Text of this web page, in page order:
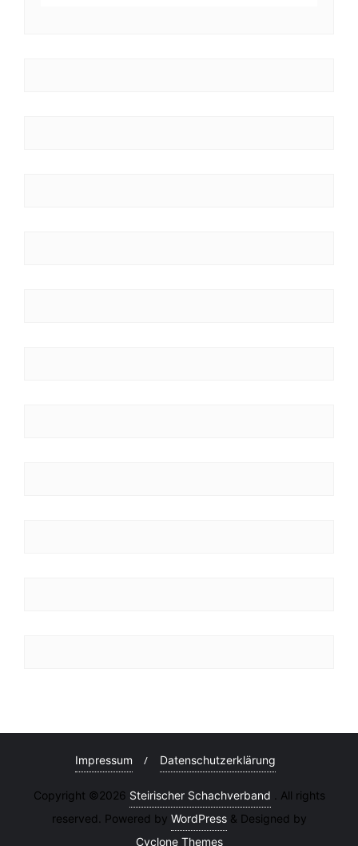
Impressum Datenschutzerklärung
Copyright ©2026 Steirischer Schachverband . All rights
reserved. Powered by WordPress & Designed by
Cyclone Themes